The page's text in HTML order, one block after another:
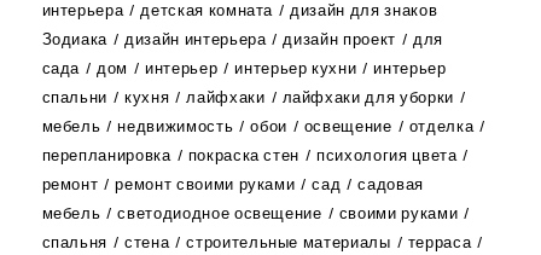
интерьера
детская комната
дизайн для знаков
Зодиака
дизайн интерьера дизайн проект
для
сада
дом интерьер интерьер кухни
интерьер
спальни
кухня лайфхаки
лайфхаки для уборки
мебель
недвижимость обои освещение
отделка
перепланировка
покраска стен
психология цвета
ремонт
ремонт своими руками сад
садовая
мебель
светодиодное освещение
своими руками
спальня
стена строительные материалы
терраса